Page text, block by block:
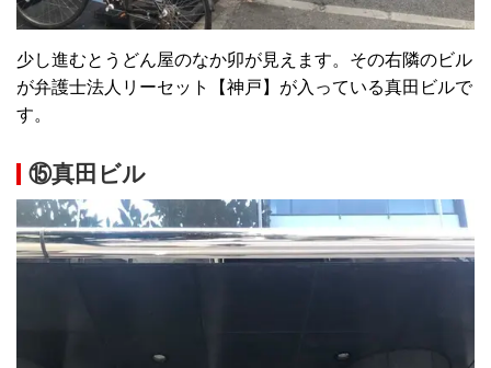
少し進むとうどん屋のなか卯が見えます。その右隣のビル
が弁護士法人リーセット【神戸】が入っている真田ビルで
す。
⑮真田ビル